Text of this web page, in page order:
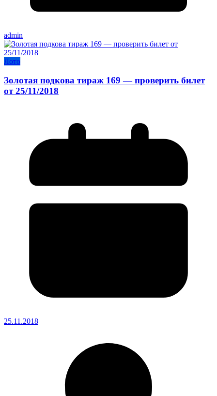
admin
Лото
Золотая подкова тираж 169 — проверить билет
от 25/11/2018
25.11.2018